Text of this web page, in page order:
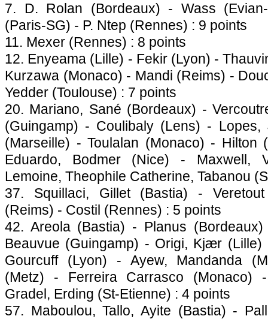
7. D. Rolan (Bordeaux) - Wass
(Paris-SG) - P. Ntep (Rennes) : 9 points
11. Mexer (Rennes) : 8 points
12. Enyeama (Lille) - Fekir (Lyon) -
Kurzawa (Monaco) - Mandi (Reims) -
Yedder (Toulouse) : 7 points
20. Mariano, Sané (Bordeaux) -
(Guingamp) - Coulibaly (Lens) -
(Marseille) - Toulalan (Monaco) - Hilton
Eduardo, Bodmer (Nice) - Maxwell,
Lemoine, Theophile Catherine, Tabanou
37. Squillaci, Gillet (Bastia) -
(Reims) - Costil (Rennes) : 5 points
42. Areola (Bastia) - Planus
Beauvue (Guingamp) - Origi, Kjær
Gourcuff (Lyon) - Ayew, Mandanda
(Metz) - Ferreira Carrasco (Monaco)
Gradel, Erding (St-Etienne) : 4 points
57. Maboulou, Tallo, Ayite (Bastia) -